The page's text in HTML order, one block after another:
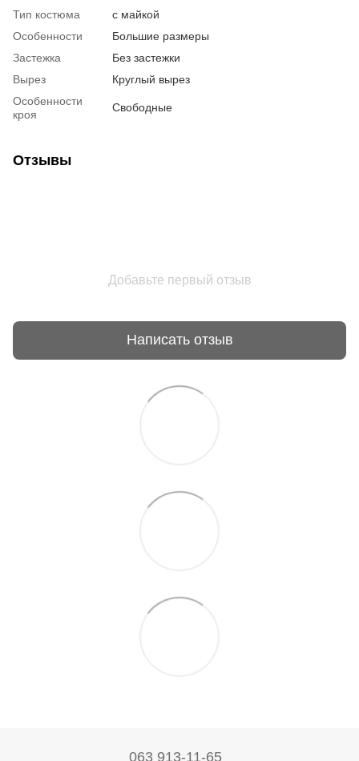
Тип костюма
с майкой
Особенности
Большие размеры
Застежка
Без застежки
Вырез
Круглый вырез
Особенности
кроя
Свободные
Отзывы
Добавьте первый отзыв
Написать отзыв
063 913-11-65